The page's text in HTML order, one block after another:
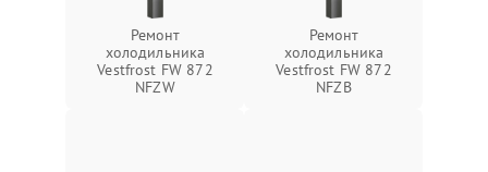
Ремонт
холодильника
Vestfrost FW 872
NFZW
Ремонт
холодильника
Vestfrost FW 872
NFZВ